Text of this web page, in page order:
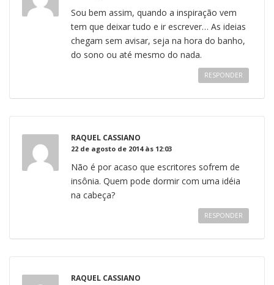
Sou bem assim, quando a inspiração vem
tem que deixar tudo e ir escrever… As ideias
chegam sem avisar, seja na hora do banho,
do sono ou até mesmo do nada.
RESPONDER
RAQUEL CASSIANO
22 de agosto de 2014 às 12:03
Não é por acaso que escritores sofrem de
insônia. Quem pode dormir com uma idéia
na cabeça?
RESPONDER
RAQUEL CASSIANO